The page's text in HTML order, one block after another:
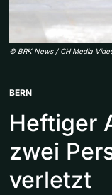
© BRK News / CH Media
BERN
Heftiger
zwei
verletzt